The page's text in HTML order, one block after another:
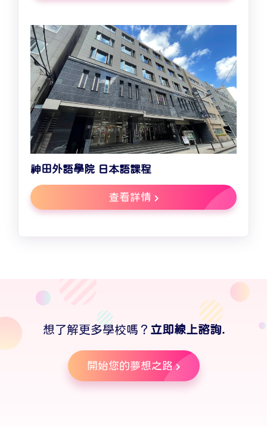
神田外語學院 日本語課程
查看詳情
想了解更多學校嗎？ 立即線上諮詢.
開始您的夢想之路